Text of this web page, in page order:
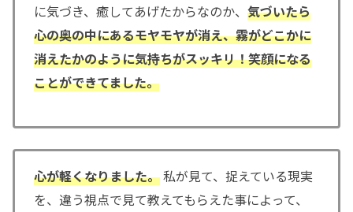
に気づき、癒してあげたからなのか、 気づいたら
心の奥の中にあるモヤモヤが消え、霧がどこかに
消えたかのように気持ちがスッキリ！笑顔になる
ことができてました。
心が軽くなりました。私が見て、捉えている現実
を、違う視点で見て教えてもらえた事によって、